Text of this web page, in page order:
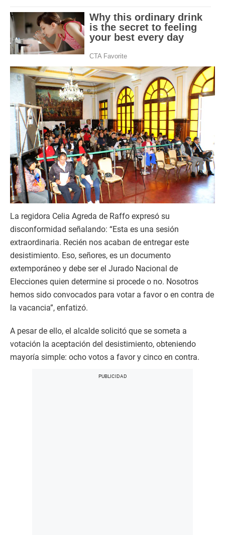
La regidora Celia Agreda de Raffo expresó su
disconformidad señalando: “Esta es una sesión
extraordinaria. Recién nos acaban de entregar este
desistimiento. Eso, señores, es un documento
extemporáneo y debe ser el Jurado Nacional de
Elecciones quien determine si procede o no. Nosotros
hemos sido convocados para votar a favor o en contra de
la vacancia”, enfatizó.
A pesar de ello, el alcalde solicitó que se someta a
votación la aceptación del desistimiento, obteniendo
mayoría simple: ocho votos a favor y cinco en contra.